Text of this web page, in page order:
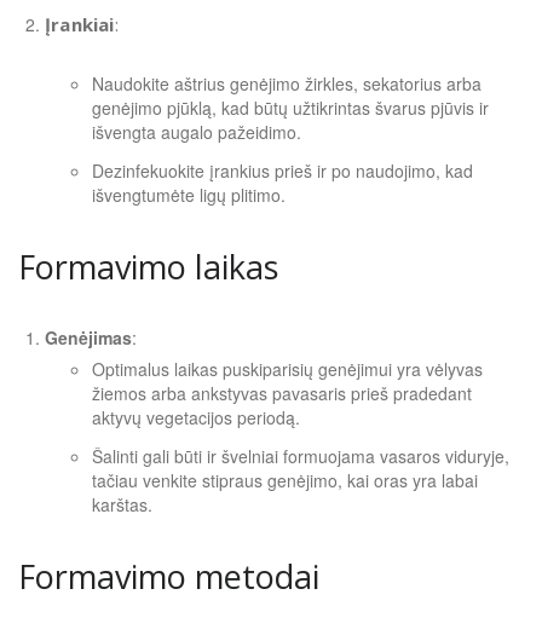
Įrankiai:
Naudokite aštrius genėjimo žirkles, sekatorius arba
genėjimo pjūklą, kad būtų užtikrintas švarus pjūvis ir
išvengta augalo pažeidimo.
Dezinfekuokite įrankius prieš ir po naudojimo, kad
išvengtumėte ligų plitimo.
Formavimo laikas
Genėjimas:
Optimalus laikas puskiparisių genėjimui yra vėlyvas
žiemos arba ankstyvas pavasaris prieš pradedant
aktyvų vegetacijos periodą.
Šalinti gali būti ir švelniai formuojama vasaros viduryje,
tačiau venkite stipraus genėjimo, kai oras yra labai
karštas.
Formavimo metodai